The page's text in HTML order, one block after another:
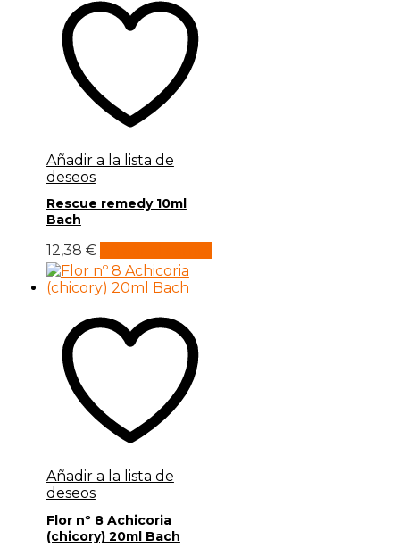
Añadir a la lista de
deseos
Rescue remedy 10ml
Bach
12,38 €
Añadir a la lista de
deseos
Flor nº 8 Achicoria
(chicory) 20ml Bach